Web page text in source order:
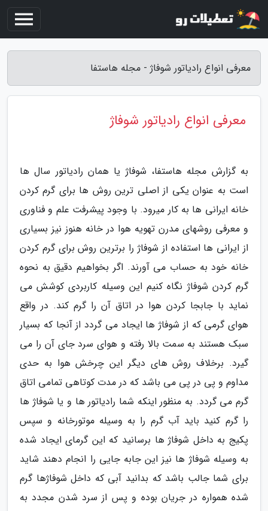
معرفی انواع رادیاتور شوفاژ - مجله هاستفا
معرفی انواع رادیاتور شوفاژ
به گزارش مجله هاستفا، شوفاژ یا همان رادیاتور سال ها
است به عنوان یکی از اصلی ترین روش ها برای گرم کردن
خانه ایرانی ها به کار میرود. با وجود پیشرفت علم و فناوری
و معرفی روشهای مدرن تهویه هوا در خانه هنوز نیز بسیاری
از ایرانی ها استفاده از شوفاژ را برترین روش برای گرم کردن
خانه خود به حساب می آورند. اگر بخواهیم دقیق به نحوه
گرم کردن شوفاژ نگاه کنیم این وسیله کاربردی کوشش می
نماید با جابجا کردن هوا در اتاق آن را گرم کند. در واقع
هوای گرمی که از شوفاژ ها ایجاد می گردد از آنجا که بسیار
سبک هستند به سمت بالا رفته و هوای سرد جای آن را می
گیرد. برخلاف روش های دیگر این چرخش هوا به حدی
مداوم و پی در پی می باشد که در مدت کوتاهی تمامی اتاق
گرم می گردد. به منظور اینکه شما رادیاتور ها و یا شوفاژ ها
را گرم کنید باید آب گرم را به وسیله موتورخانه و سپس
پکیج به داخل شوفاژ ها برسانید که این گرمای ایجاد شده
به وسیله شوفاژ ها نیز این جابه جایی را انجام دهند شاید
برای شما جالب باشد که بدانید آبی که داخل شوفاژها گرم
شده همواره در جریان بوده و پس از سرد شدن مجدد به